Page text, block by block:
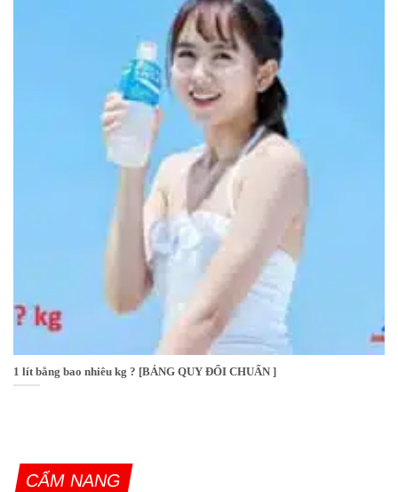
1 lít bằng bao nhiêu kg ? [BẢNG QUY ĐỔI CHUẨN ]
CẨM NANG